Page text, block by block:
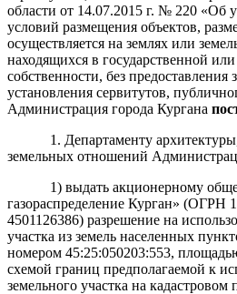
области от 14.07.2015 г. № 220 «Об
условий размещения объектов,
осуществляется на землях или
находящихся в государственной
собственности, без предоставления
установления сервитутов,
Администрация города Кургана
1. Департаменту
земельных отношений
1) выдать акционерному
газораспределение Курган» (ОГРН
4501126386) разрешение на
участка из земель населенных
номером 45:25:050203:553,
схемой границ предполагаемой к
земельного участка на кадастровом